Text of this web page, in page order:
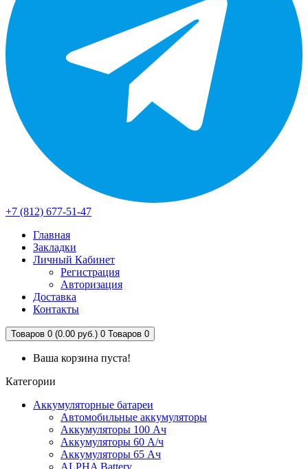
+7 (812) 677-51-47
Главная
Закладки
Личный Кабинет
Регистрация
Авторизация
Доставка
Контакты
Товаров 0 (0.00 руб.) 0 Товаров 0
Ваша корзина пуста!
Категории
Аккумуляторные батареи
Автомобильные аккумуляторы
Аккумуляторы 100 Ач
Аккумуляторы 60 А/ч
Аккумуляторы 65 Ач
ALPHA Battery